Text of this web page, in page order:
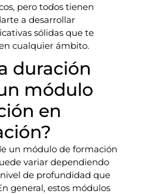
pero todos tienen
a desarrollar
sólidas que te
cualquier ámbito.
duración
módulo
en
un módulo de formación
variar dependiendo
de profundidad que
general, estos módulos